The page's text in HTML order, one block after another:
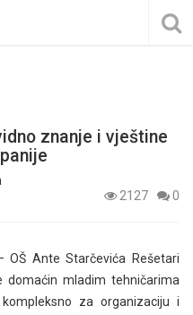
znanje i vještine
2127
0
OŠ Ante Starčevića Rešetari
domaćin mladim tehničarima
za organizaciju i